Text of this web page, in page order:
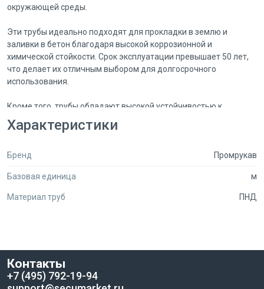
окружающей среды.
Эти трубы идеально подходят для прокладки в землю и
заливки в бетон благодаря высокой коррозионной и
химической стойкости. Срок эксплуатации превышает 50 лет,
что делает их отличным выбором для долгосрочного
использования.
Кроме того, трубы обладают высокой устойчивостью к
статическим и динамическим нагрузкам, а также
обеспечивают высокую степень защиты от сейсмических
длиной бухт, что делает процесс укладки быстрым и удобным.
Надежность, долговечность и простота монтажа делают эти
Характеристики
Бренд Промрукав
Базовая единица м
Материал труб ПНД
Контакты
+7 (495) 792-19-94